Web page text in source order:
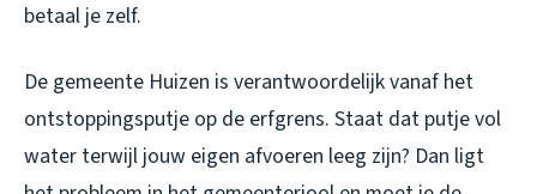
betaal je zelf.
De gemeente Huizen is verantwoordelijk vanaf het
ontstoppingsputje op de erfgrens. Staat dat putje vol
water terwijl jouw eigen afvoeren leeg zijn? Dan ligt